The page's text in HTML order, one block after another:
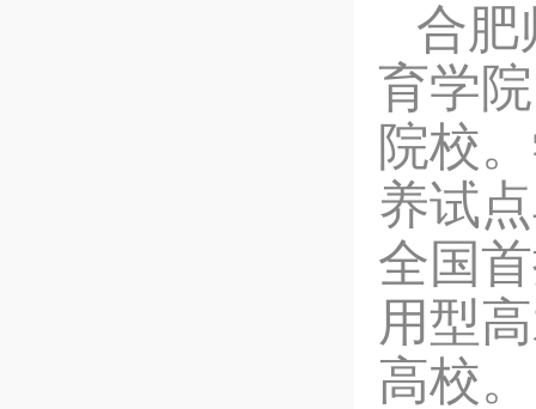
合肥
育学
院校
养试
全国
用型
高校。